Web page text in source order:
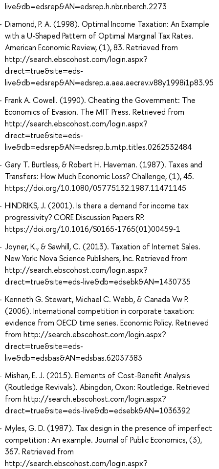
live&db=edsrep&AN=edsrep.h.nbr.nberch.2273
Diamond, P. A. (1998). Optimal Income Taxation: An Example
with a U-Shaped Pattern of Optimal Marginal Tax Rates.
American Economic Review, (1), 83. Retrieved from
http://search.ebscohost.com/login.aspx?
direct=true&site=eds-
live&db=edsrep&AN=edsrep.a.aea.aecrev.v88y1998i1p83.95
Frank A. Cowell. (1990). Cheating the Government: The
Economics of Evasion. The MIT Press. Retrieved from
http://search.ebscohost.com/login.aspx?
direct=true&site=eds-
live&db=edsrep&AN=edsrep.b.mtp.titles.0262532484
Gary T. Burtless, & Robert H. Haveman. (1987). Taxes and
Transfers: How Much Economic Loss? Challenge, (1), 45.
https://doi.org/10.1080/05775132.1987.11471145
HINDRIKS, J. (2001). Is there a demand for income tax
progressivity? CORE Discussion Papers RP.
https://doi.org/10.1016/S0165-1765(01)00459-1
Joyner, K., & Sawhill, C. (2013). Taxation of Internet Sales.
New York: Nova Science Publishers, Inc. Retrieved from
http://search.ebscohost.com/login.aspx?
direct=true&site=eds-live&db=edsebk&AN=1430735
Kenneth G. Stewart, Michael C. Webb, & Canada Vw P.
(2006). International competition in corporate taxation:
evidence from OECD time series. Economic Policy. Retrieved
from http://search.ebscohost.com/login.aspx?
direct=true&site=eds-
live&db=edsbas&AN=edsbas.62037383
Mishan, E. J. (2015). Elements of Cost-Benefit Analysis
(Routledge Revivals). Abingdon, Oxon: Routledge. Retrieved
from http://search.ebscohost.com/login.aspx?
direct=true&site=eds-live&db=edsebk&AN=1036392
Myles, G. D. (1987). Tax design in the presence of imperfect
competition : An example. Journal of Public Economics, (3),
367. Retrieved from
http://search.ebscohost.com/login.aspx?